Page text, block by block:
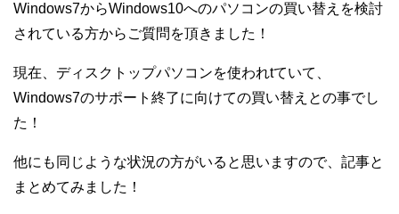
Windows7からWindows10へのパソコンの買い替えを検討
されている方からご質問を頂きました！
現在、ディスクトップパソコンを使われtていて、
Windows7のサポート終了に向けての買い替えとの事でし
た！
他にも同じような状況の方がいると思いますので、記事と
まとめてみました！